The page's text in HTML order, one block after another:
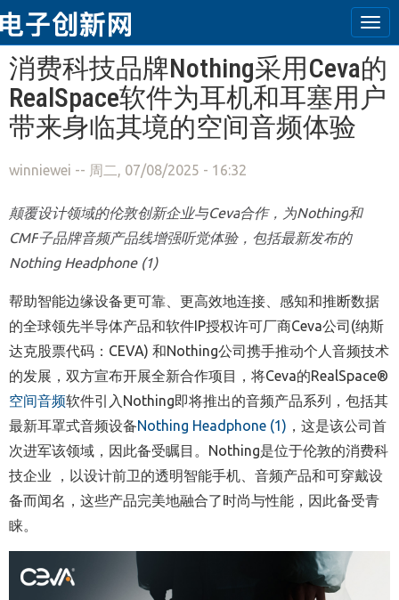
跳转到主要内容
消费科技品牌Nothing采用Ceva的
RealSpace软件为耳机和耳塞用户
带来身临其境的空间音频体验
winniewei -- 周二, 07/08/2025 - 16:32
颠覆设计领域的伦敦创新企业与Ceva合作，为Nothing和
CMF子品牌音频产品线增强听觉体验，包括最新发布的
Nothing Headphone (1)
帮助智能边缘设备更可靠、更高效地连接、感知和推断数据
的全球领先半导体产品和软件IP授权许可厂商Ceva公司(纳斯
达克股票代码：CEVA) 和Nothing公司携手推动个人音频技术
的发展，双方宣布开展全新合作项目，将Ceva的RealSpace®
空间音频软件引入Nothing即将推出的音频产品系列，包括其
最新耳罩式音频设备Nothing Headphone (1) ，这是该公司首
次进军该领域，因此备受瞩目。Nothing是位于伦敦的消费科
技企业 ，以设计前卫的透明智能手机、音频产品和可穿戴设
备而闻名，这些产品完美地融合了时尚与性能，因此备受青
睐。